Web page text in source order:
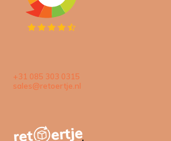
+31 085 303 0315
sales@retoertje.nl